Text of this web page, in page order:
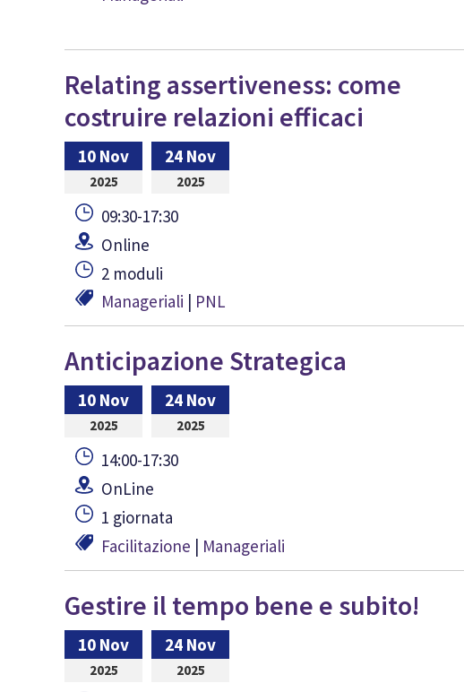
Relating assertiveness: come
costruire relazioni efficaci
10 Nov
2025
24 Nov
2025
09:30-17:30
Online
2 moduli
Manageriali | PNL
Anticipazione Strategica
10 Nov
2025
24 Nov
2025
14:00-17:30
OnLine
1 giornata
Facilitazione | Manageriali
Gestire il tempo bene e subito!
10 Nov
2025
24 Nov
2025